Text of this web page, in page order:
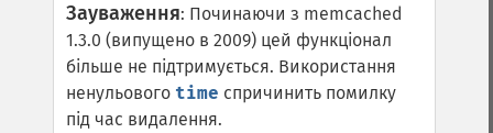
Зауваження: Починаючи з memcached
1.3.0 (випущено в 2009) цей функціонал
більше не підтримується. Використання
ненульового time спричинить помилку
під час видалення.